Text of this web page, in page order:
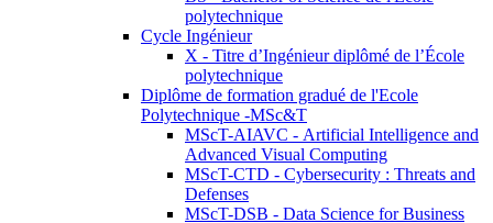
polytechnique
Cycle Ingénieur
X - Titre d’Ingénieur diplômé de l’École
polytechnique
Diplôme de formation gradué de l'Ecole
Polytechnique -MSc&T
MScT-AIAVC - Artificial Intelligence and
Advanced Visual Computing
MScT-CTD - Cybersecurity : Threats and
Defenses
MScT-DSB - Data Science for Business